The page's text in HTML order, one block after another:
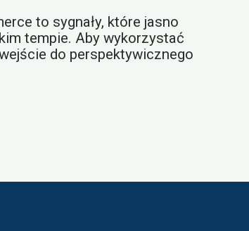
to sygnały, które jasno
tempie. Aby wykorzystać
do perspektywicznego